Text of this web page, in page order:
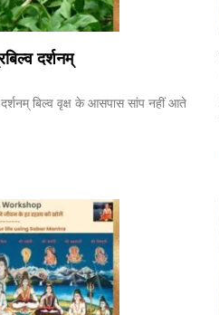
दर्शनम्
दर्शनम् बिल्व वृक्ष के आसपास सांप नहीं आते